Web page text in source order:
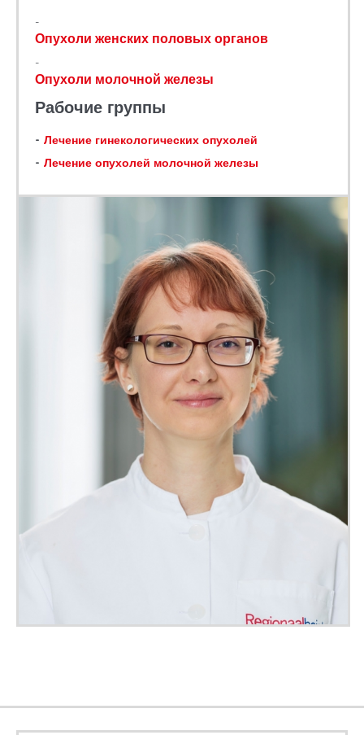
Опухоли женских половых органов
Опухоли молочной железы
Рабочие группы
Лечение гинекологических опухолей
Лечение опухолей молочной железы